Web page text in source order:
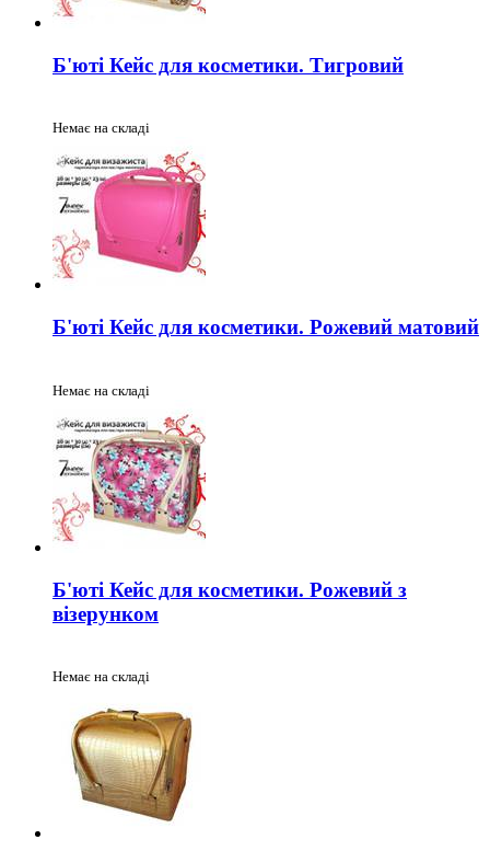
Б'юті Кейс для косметики. Тигровий
Немає на складі
Б'юті Кейс для косметики. Рожевий матовий
Немає на складі
Б'юті Кейс для косметики. Рожевий з
візерунком
Немає на складі